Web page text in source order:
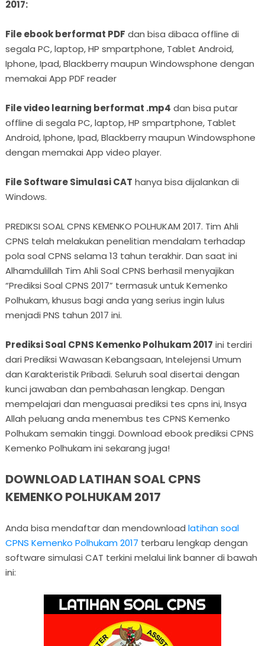
2017:
File ebook berformat PDF dan bisa dibaca offline di
segala PC, laptop, HP smpartphone, Tablet Android,
Iphone, Ipad, Blackberry maupun Windowsphone dengan
memakai App PDF reader
File video learning berformat .mp4 dan bisa putar
offline di segala PC, laptop, HP smpartphone, Tablet
Android, Iphone, Ipad, Blackberry maupun Windowsphone
dengan memakai App video player.
File Software Simulasi CAT hanya bisa dijalankan di
Windows.
PREDIKSI SOAL CPNS KEMENKO POLHUKAM 2017. Tim Ahli
CPNS telah melakukan penelitian mendalam terhadap
pola soal CPNS selama 13 tahun terakhir. Dan saat ini
Alhamdulillah Tim Ahli Soal CPNS berhasil menyajikan
“Prediksi Soal CPNS 2017” termasuk untuk Kemenko
Polhukam, khusus bagi anda yang serius ingin lulus
menjadi PNS tahun 2017 ini.
Prediksi Soal CPNS Kemenko Polhukam 2017 ini terdiri
dari Prediksi Wawasan Kebangsaan, Intelejensi Umum
dan Karakteristik Pribadi. Seluruh soal disertai dengan
kunci jawaban dan pembahasan lengkap. Dengan
mempelajari dan menguasai prediksi tes cpns ini, Insya
Allah peluang anda menembus tes CPNS Kemenko
Polhukam semakin tinggi. Download ebook prediksi CPNS
Kemenko Polhukam ini sekarang juga!
DOWNLOAD LATIHAN SOAL CPNS
KEMENKO POLHUKAM 2017
Anda bisa mendaftar dan mendownload latihan soal
CPNS Kemenko Polhukam 2017 terbaru lengkap dengan
software simulasi CAT terkini melalui link banner di bawah
ini: